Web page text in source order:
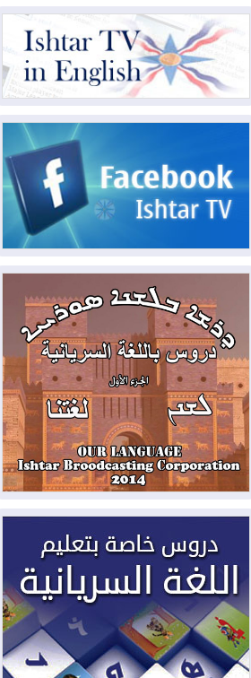
2026-08-06ائتلاف ادارة الدولة: من
يقومون بسلوك يهدد امن البلاد خارجون عن
القانون يجب محاربتهم
2026-08-06بعد هجومين قرب باب المندب..
الأحمر
2026-08-06مئات القاصرين بلا مأوى.. أزمة
سبتة تتصاعد وتضغط على مدريد
لمدة عام.. بدء توريد 100
مليون قدم مكعب يومياً من غاز كورمور في
إقليم كوردستان إلى وزارة الكهرباء العراقية
2026-08-05
15كارثة بيئية ومناخية ترسم
ملامح أخطر التحديات التي تواجه العراق
اليوم
2026-08-05
حرائق فرنسا.. توقيف 402
شخص بينهم 156 قاصرا منذ بداية موسم
الحرائق
2026-08-04سومو: إنتاج النفط في إقليم
كوردستان انخفض إلى أقل من 10%
ملفات حقبة الكاظمي تعود إلى
الواجهة.. أنباء عن مراجعات قضائية
وتحقيقات أوسع في قضايا فساد
2026-08-04بيترو يشكو تزوير الانتخابات
الرئاسية ويحذر من "حرب أهلية" في
كولومبيا